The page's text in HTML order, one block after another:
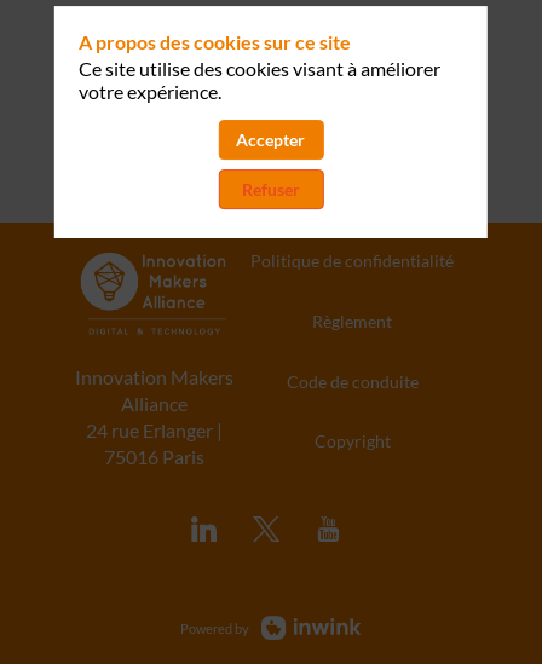
Innovation Makers
Alliance
24 rue Erlanger |
75016 Paris
Politique de confidentialité
Règlement
Code de conduite
Copyright
Powered by
A propos des cookies sur ce site
Ce site utilise des cookies visant à améliorer
votre expérience.
Accepter
Refuser